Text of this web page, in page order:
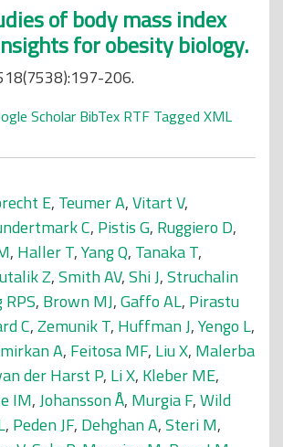
of body mass index
for obesity biology.
206.
Scholar BibTex RTF Tagged XML
E, Teumer A,Vitart V,
C, Pistis G, Ruggiero D,
, Haller T,Yang Q, Tanaka T,
Z,Smith AV,Shi J,Struchalin
, Brown MJ,Gaffo AL, Pirastu
C,Zemunik T, Huffman J,Yengo L,
A, Feitosa MF, Liu X, Malerba
der Harst P, Li X, Kleber ME,
IM,Johansson Å, Murgia F,Wild
, Peden JF, Dehghan A,Steri M,